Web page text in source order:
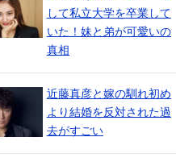
して私立大学を卒業して
いた！妹と弟が可愛いの
真相
近藤真彦と嫁の馴れ初め
より結婚を反対された過
去がすごい